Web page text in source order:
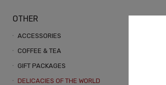
OTHER
ACCESSORIES
COFFEE & TEA
GIFT PACKAGES
DELICACIES OF THE WORLD